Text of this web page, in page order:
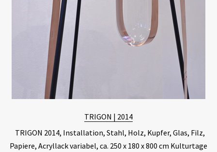
TRIGON | 2014
TRIGON 2014, Installation, Stahl, Holz, Kupfer, Glas, Filz,
Papiere, Acryllack variabel, ca. 250 x 180 x 800 cm Kulturtage